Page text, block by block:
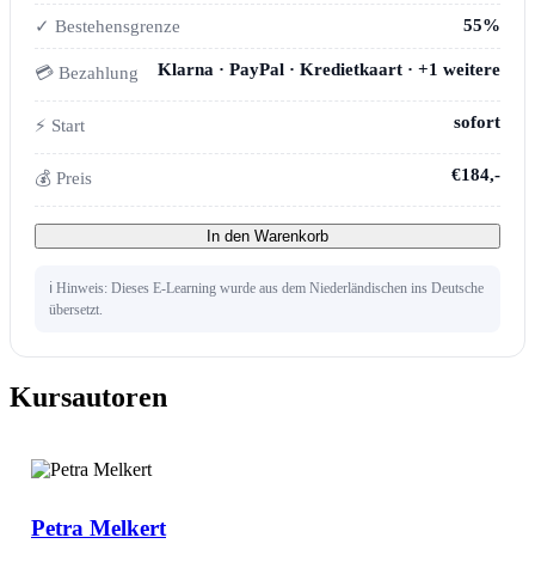
✓ Bestehensgrenze 55%
💳 Bezahlung Klarna · PayPal · Kredietkaart · +1 weitere
⚡ Start sofort
💰 Preis €184,-
In den Warenkorb
ℹ️ Hinweis: Dieses E-Learning wurde aus dem Niederländischen ins Deutsche
übersetzt.
Kursautoren
Petra Melkert